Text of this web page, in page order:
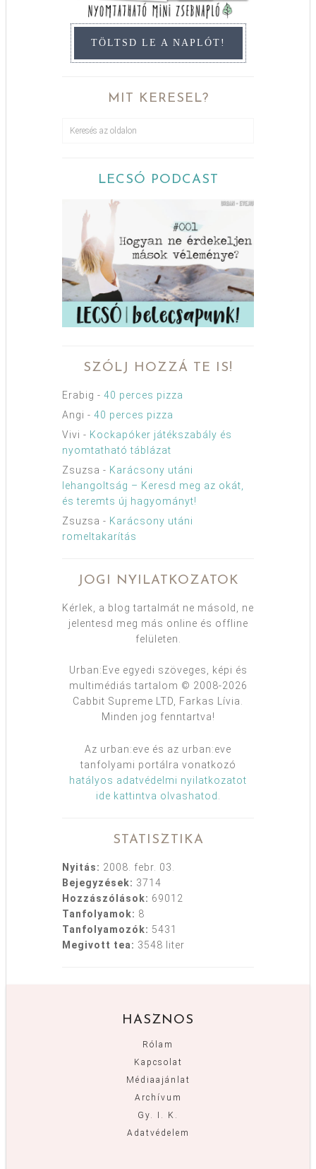
TÖLTSD LE A NAPLÓT!
MIT KERESEL?
LECSÓ PODCAST
SZÓLJ HOZZÁ TE IS!
Erabig - 40 perces pizza
Angi - 40 perces pizza
Vivi - Kockapóker játékszabály és
nyomtatható táblázat
Zsuzsa - Karácsony utáni
lehangoltság – Keresd meg az okát,
és teremts új hagyományt!
Zsuzsa - Karácsony utáni
romeltakarítás
JOGI NYILATKOZATOK
Kérlek, a blog tartalmát ne másold, ne
jelentesd meg más online és offline
felületen.
Urban:Eve egyedi szöveges, képi és
multimédiás tartalom © 2008-2026
Cabbit Supreme LTD, Farkas Lívia.
Minden jog fenntartva!
Az urban:eve és az urban:eve
tanfolyami portálra vonatkozó
hatályos adatvédelmi nyilatkozatot
ide kattintva olvashatod
STATISZTIKA
Nyitás: 2008. febr. 03.
Bejegyzések: 3714
Hozzászólások: 69012
Tanfolyamok: 8
Tanfolyamozók: 5431
Megivott tea: 3548 liter
HASZNOS
Rólam
Kapcsolat
Médiaajánlat
Archívum
Gy. I. K.
Adatvédelem